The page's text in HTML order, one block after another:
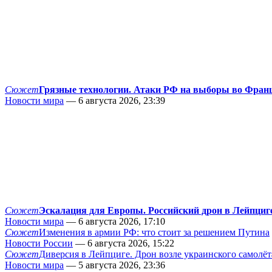
СюжетГрязные технологии. Атаки РФ на выборы во
Новости мира — 6 августа 2026, 23:39
СюжетЭскалация для Европы. Российский дрон в
Новости мира — 6 августа 2026, 17:10
СюжетИзменения в армии РФ: что стоит за решением Путина
Новости России — 6 августа 2026, 15:22
СюжетДиверсия в Лейпциге. Дрон возле украинского
Новости мира — 5 августа 2026, 23:36